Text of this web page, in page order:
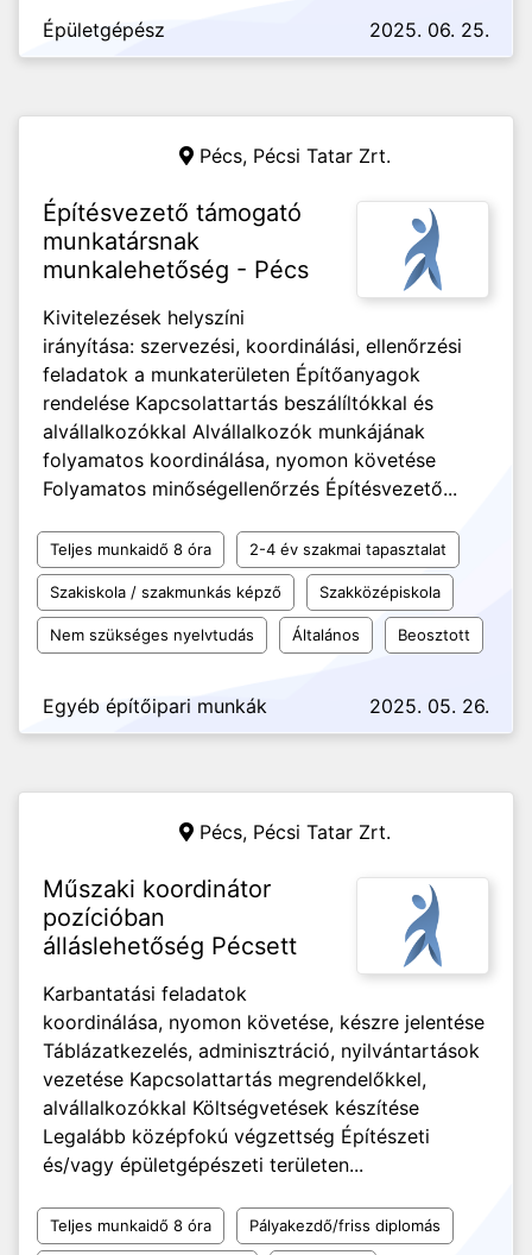
Épületgépész 2025. 06. 25.
Pécs, Pécsi Tatar Zrt.
Építésvezető támogató
munkatársnak
munkalehetőség - Pécs
Kivitelezések helyszíni
irányítása: szervezési, koordinálási, ellenőrzési
feladatok a munkaterületen Építőanyagok
rendelése Kapcsolattartás beszálíltókkal és
alvállalkozókkal Alvállalkozók munkájának
folyamatos koordinálása, nyomon követése
Folyamatos minőségellenőrzés Építésvezető...
Teljes munkaidő 8 óra 2-4 év szakmai tapasztalat
Szakiskola / szakmunkás képző Szakközépiskola
Nem szükséges nyelvtudás Általános Beosztott
Egyéb építőipari munkák 2025. 05. 26.
Pécs, Pécsi Tatar Zrt.
Műszaki koordinátor
pozícióban
álláslehetőség Pécsett
Karbantatási feladatok
koordinálása, nyomon követése, készre jelentése
Táblázatkezelés, adminisztráció, nyilvántartások
vezetése Kapcsolattartás megrendelőkkel,
alvállalkozókkal Költségvetések készítése
Legalább középfokú végzettség Építészeti
és/vagy épületgépészeti területen...
Teljes munkaidő 8 óra Pályakezdő/friss diplomás